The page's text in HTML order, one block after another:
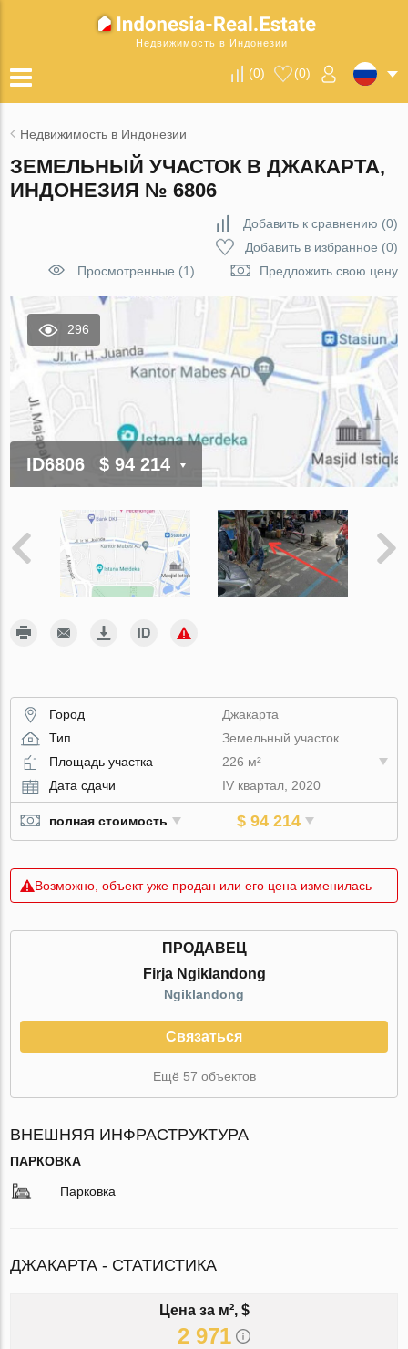
Недвижимость в Индонезии
(0) (0)
Недвижимость в Индонезии
ЗЕМЕЛЬНЫЙ УЧАСТОК В ДЖАКАРТА,
ИНДОНЕЗИЯ № 6806
Добавить к сравнению (0)
Добавить в избранное (0)
Просмотренные (1)
Предложить свою цену
296
ID6806 $ 94 214
Город
Джакарта
Тип
Земельный участок
Площадь участка
226 м²
Дата сдачи
IV квартал, 2020
полная стоимость $ 94 214
Возможно, объект уже продан или его цена изменилась
ПРОДАВЕЦ
Firja Ngiklandong
Ngiklandong
Связаться
Ещё 57 объектов
ВНЕШНЯЯ ИНФРАСТРУКТУРА
ПАРКОВКА
Парковка
ДЖАКАРТА - СТАТИСТИКА
Цена за м², $
2 971